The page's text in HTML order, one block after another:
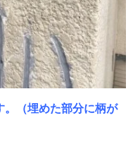
（埋めた部分に柄が